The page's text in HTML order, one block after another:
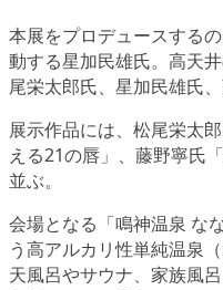
本展をプロデュースする
動する星加民雄氏。高天
尾栄太郎氏、星加民雄氏
展示作品には、松尾栄太
える21の唇」、藤野寧氏
並ぶ。
会場となる「鳴神温泉 な
う高アルカリ性単純温泉
天風呂やサウナ、家族風